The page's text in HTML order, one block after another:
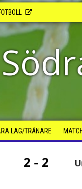
LAG/TRÄNARE
2 - 2